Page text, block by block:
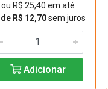
ou R$ 25,40 em até
R$ 12,70sem juros
Adicionar